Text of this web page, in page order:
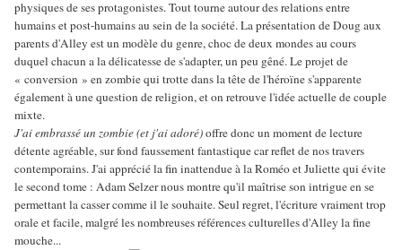
physiques de ses protagonistes. Tout tourne autour des relations entre
humains et post-humains au sein de la société. La présentation de Doug aux
parents d'Alley est un modèle du genre, choc de deux mondes au cours
duquel chacun a la délicatesse de s'adapter, un peu gêné. Le projet de
« conversion » en zombie qui trotte dans la tête de l'héroïne s'apparente
également à une question de religion, et on retrouve l'idée actuelle de couple
mixte.
J'ai embrassé un zombie (et j'ai adoré)offre donc un moment de lecture
détente agréable, sur fond faussement fantastique car reflet de nos travers
contemporains. J'ai apprécié la fin inattendue à la Roméo et Juliette qui évite
le second tome : Adam Selzer nous montre qu'il maîtrise son intrigue en se
permettant la casser comme il le souhaite. Seul regret, l'écriture vraiment trop
orale et facile, malgré les nombreuses références culturelles d'Alley la fine
mouche...